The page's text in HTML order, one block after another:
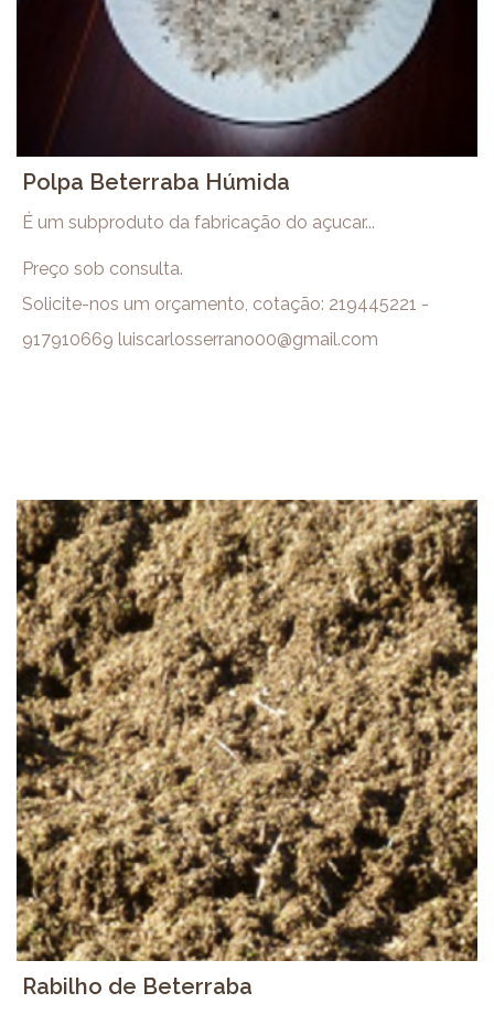
Polpa Beterraba Húmida
É um subproduto da fabricação do açucar...
Preço sob consulta.
Solicite-nos um orçamento, cotação: 219445221 -
917910669 luiscarlosserrano00@gmail.com
Rabilho de Beterraba